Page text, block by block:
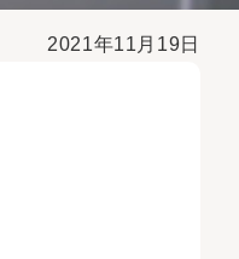
2021年11月19日